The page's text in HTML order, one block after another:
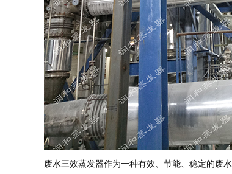
废水三效蒸发器作为一种有效、节能、稳定的废